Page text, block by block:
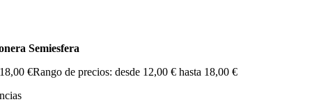
Semiesfera
18,00 €Rango de precios: desde 12,00 € hasta 18,00 €